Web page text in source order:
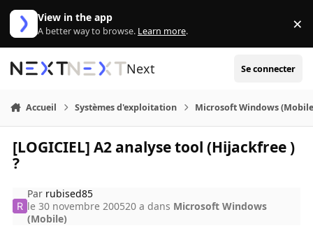
Aller au contenu
View in the app
A better way to browse. Learn more. ×
Next Se connecter
Accueil Systèmes d'exploitation Microsoft Windows
[LOGICIEL] A2 analyse tool (Hijackfree )
?
Par rubised85
le 30 novembre 200520 a dans Microsoft Windows
(Mobile)